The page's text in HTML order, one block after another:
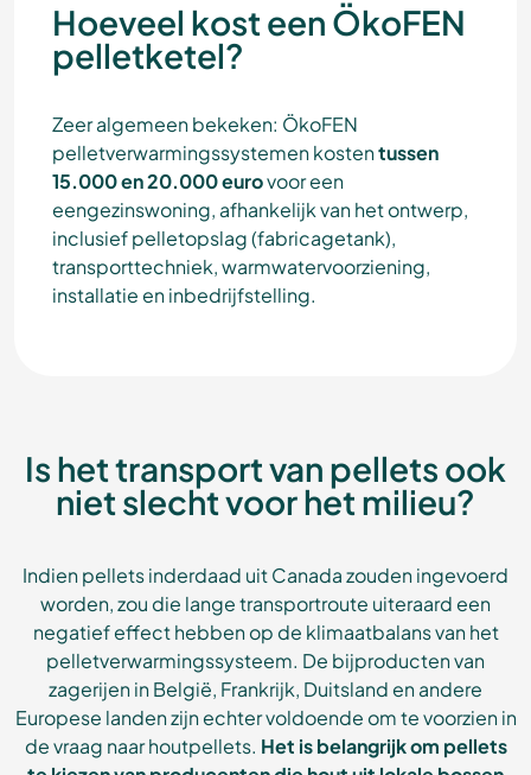
Hoeveel kost een ÖkoFEN
pelletketel?
Zeer algemeen bekeken: ÖkoFEN
pelletverwarmingssystemen kostentussen
15.000 en 20.000 eurovoor een
eengezinswoning, afhankelijk van het ontwerp,
inclusief pelletopslag (fabricagetank),
transporttechniek, warmwatervoorziening,
installatie en inbedrijfstelling.
Is het transport van pellets ook
niet slecht voor het milieu?
Indien pellets inderdaad uit Canada zouden ingevoerd
worden, zou die lange transportroute uiteraard een
negatief effect hebben op de klimaatbalans van het
pelletverwarmingssysteem. De bijproducten van
zagerijen in België, Frankrijk, Duitsland en andere
Europese landen zijn echter voldoende om te voorzien in
de vraag naar houtpellets. Het is belangrijk om pellets